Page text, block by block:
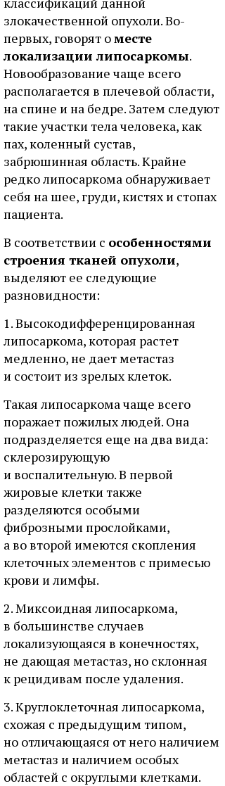
злокачественной опухоли. Во-
первых, говорят оместе
локализации липосаркомы.
Новообразование чаще всего
располагается в плечевой области,
на спине и на бедре. Затем следуют
такие участки тела человека, как
пах, коленный сустав,
забрюшинная область. Крайне
редко липосаркома обнаруживает
себя на шее, груди, кистях и стопах
пациента.
В соответствии с особенностями
строения тканей опухоли,
выделяют ее следующие
разновидности:
1. Высокодифференцированная
липосаркома, которая растет
медленно, не дает метастаз
и состоит из зрелых клеток.
Такая липосаркома чаще всего
поражает пожилых людей. Она
подразделяется еще на два вида:
склерозирующую
и воспалительную. В первой
жировые клетки также
разделяются особыми
фиброзными прослойками,
а во второй имеются скопления
клеточных элементов с примесью
крови и лимфы.
2. Миксоидная липосаркома,
в большинстве случаев
локализующаяся в конечностях,
не дающая метастаз, но склонная
к рецидивам после удаления.
3. Круглоклеточная липосаркома,
схожая с предыдущим типом,
но отличающаяся от него наличием
метастаз и наличием особых
областей с округлыми клетками.